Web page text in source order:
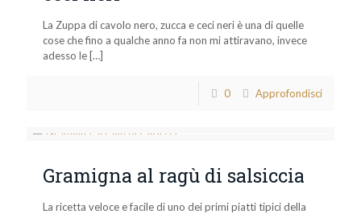
La Zuppa di cavolo nero, zucca e ceci neri è una di quelle
cose che fino a qualche anno fa non mi attiravano, invece
adesso le […]
0 Approfondisci
Gramigna al ragù di salsiccia
La ricetta veloce e facile di uno dei primi piatti tipici della